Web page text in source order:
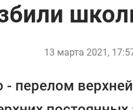
13 марта 2021,
- перелом